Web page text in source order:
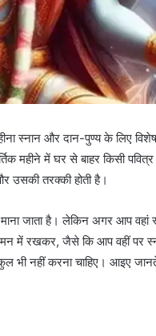
स्नान और दान-पुण्य के लिए
महीने में घर से बाहर किसी
उसकी तरक्की होती है।
माना जाता है। लेकिन अगर आप
में रखकर, जैसे कि आप वहीं पर
भी नहीं करना चाहिए। आइए